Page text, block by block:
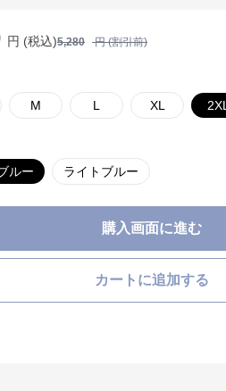
円 (税込)5,280 円 (割引前)
M L XL 2XL
ルー ライトブルー
購入画面に進む
カートに追加する